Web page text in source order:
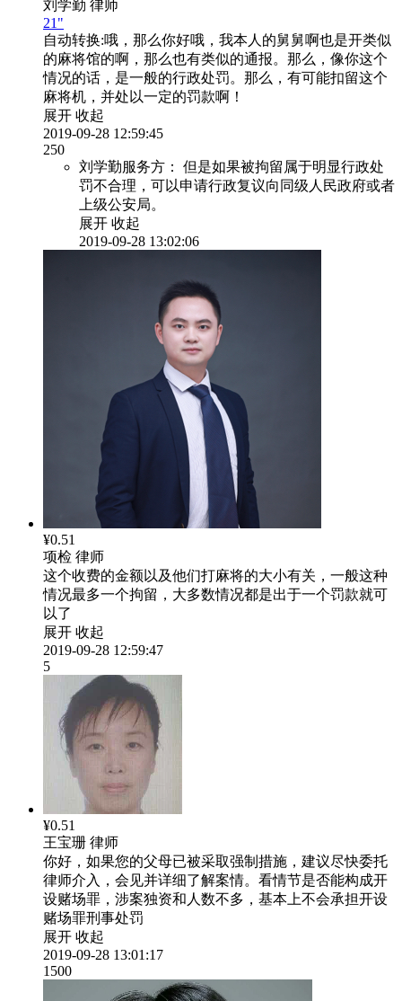
刘学勤 律师
21"
自动转换:哦，那么你好哦，我本人的舅舅啊也是开类似
的麻将馆的啊，那么也有类似的通报。那么，像你这个
情况的话，是一般的行政处罚。那么，有可能扣留这个
麻将机，并处以一定的罚款啊！
展开 收起
2019-09-28 12:59:45
250
刘学勤服务方：
但是如果被拘留属于明显行政处
罚不合理，可以申请行政复议向同级人民政府或者
上级公安局。
展开 收起
2019-09-28 13:02:06
¥0.51
项检 律师
这个收费的金额以及他们打麻将的大小有关，一般这种
情况最多一个拘留，大多数情况都是出于一个罚款就可
以了
展开 收起
2019-09-28 12:59:47
5
¥0.51
王宝珊 律师
你好，如果您的父母已被采取强制措施，建议尽快委托
律师介入，会见并详细了解案情。看情节是否能构成开
设赌场罪，涉案独资和人数不多，基本上不会承担开设
赌场罪刑事处罚
展开 收起
2019-09-28 13:01:17
1500